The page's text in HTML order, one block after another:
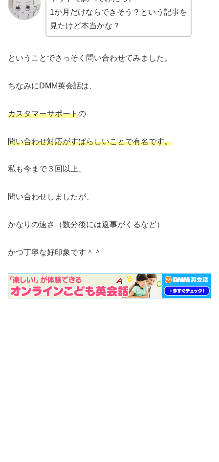
1か月だけならできそう？という記事を
見たけど本当かな？
ということでさっそく問い合わせてみました。
ちなみにDMM英会話は、
カスタマーサポートの
問い合わせ対応がすばらしいことで有名です。
私も今まで３回以上、
問い合わせしましたが、
かなりの速さ（数分後には返事がくるなど）
かつ丁寧な好印象です＾＾